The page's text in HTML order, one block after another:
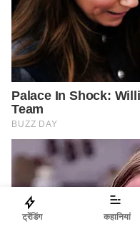
ट्रेंडिंग कहानियां